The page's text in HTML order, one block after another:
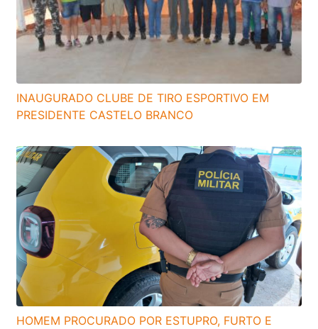
INAUGURADO CLUBE DE TIRO ESPORTIVO EM
PRESIDENTE CASTELO BRANCO
HOMEM PROCURADO POR ESTUPRO, FURTO E